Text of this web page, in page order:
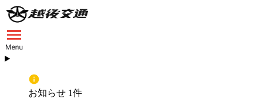
お知らせ 1件